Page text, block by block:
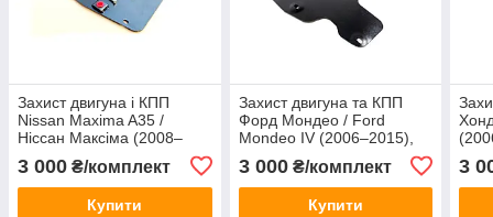
Захист двигуна і КПП
Nissan Maxima A35 /
Ніссан Максіма (2008–
2015), арт. 195/7, сталь 2
мм, ЩИТ
3 000 ₴/комплект
Купити
Захист двигуна та КПП
Форд Мондео / Ford
Mondeo IV (2006–2015),
147/3
3 000₴/комплект
Купити
3